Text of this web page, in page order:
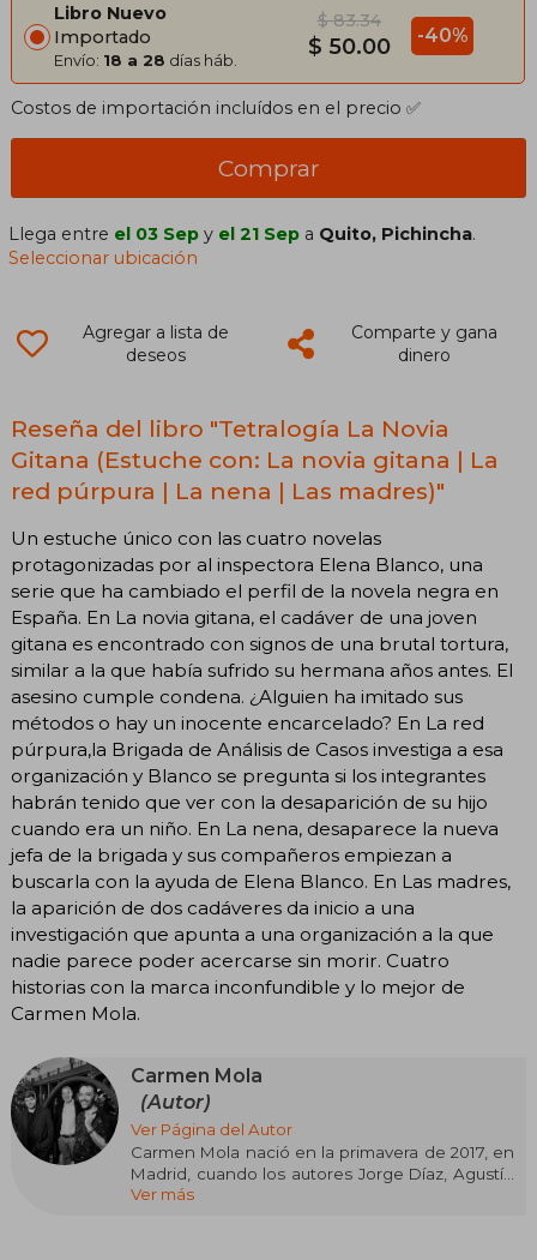
Libro Nuevo
Importado
Envío: 18 a 28 días háb.
$ 83.34
$ 50.00 -40%
Costos de importación incluídos en el precio ✅
Comprar
Llega entre el 03 Sep y el 21 Sep a Quito, Pichincha.
Seleccionar ubicación
Agregar a lista de
deseos
Comparte y gana
dinero
Reseña del libro "Tetralogía La Novia
Gitana (Estuche con: La novia gitana | La
red púrpura | La nena | Las madres)​"
Un estuche único con las cuatro novelas
protagonizadas por al inspectora Elena Blanco, una
serie que ha cambiado el perfil de la novela negra en
España. En La novia gitana, el cadáver de una joven
gitana es encontrado con signos de una brutal tortura,
similar a la que había sufrido su hermana años antes. El
asesino cumple condena. ¿Alguien ha imitado sus
métodos o hay un inocente encarcelado? En La red
púrpura,la Brigada de Análisis de Casos investiga a esa
organización y Blanco se pregunta si los integrantes
habrán tenido que ver con la desaparición de su hijo
cuando era un niño. En La nena, desaparece la nueva
jefa de la brigada y sus compañeros empiezan a
buscarla con la ayuda de Elena Blanco. En Las madres,
la aparición de dos cadáveres da inicio a una
investigación que apunta a una organización a la que
nadie parece poder acercarse sin morir. Cuatro
historias con la marca inconfundible y lo mejor de
Carmen Mola.
Carmen Mola
(Autor)
Ver Página del Autor
Carmen Mola nació en la primavera de 2017, en
Madrid, cuando los autores Jorge Díaz, Agustín
Martínez y Antonio Mercero decidieron
Ver más